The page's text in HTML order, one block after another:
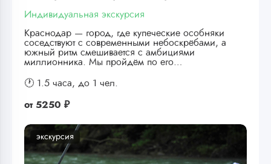
Индивидуальная экскурсия
Краснодар — город, где купеческие особняки
соседствуют с современными небоскрёбами, а
южный ритм смешивается с амбициями
миллионника. Мы пройдём по его…
🕐 1.5 часа, до 1 чел.
от 5250 ₽
экскурсия